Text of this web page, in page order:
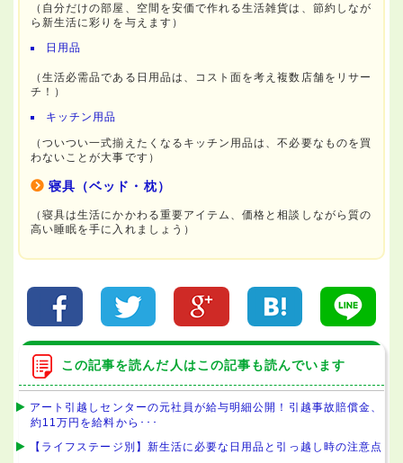
（自分だけの部屋、空間を安価で作れる生活雑貨は、節約しなが
ら新生活に彩りを与えます）
日用品
（生活必需品である日用品は、コスト面を考え複数店舗をリサー
チ！）
キッチン用品
（ついつい一式揃えたくなるキッチン用品は、不必要なものを買
わないことが大事です）
寝具（ベッド・枕）
（寝具は生活にかかわる重要アイテム、価格と相談しながら質の
高い睡眠を手に入れましょう）
この記事を読んだ人はこの記事も読んでいます
アート引越しセンターの元社員が給与明細公開！引越事故賠償金、
約11万円を給料から･･･
【ライフステージ別】新生活に必要な日用品と引っ越し時の注意点